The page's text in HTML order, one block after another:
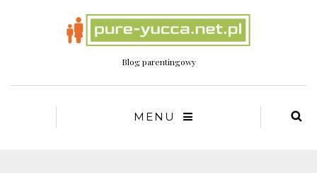
Blog parentingowy
MENU